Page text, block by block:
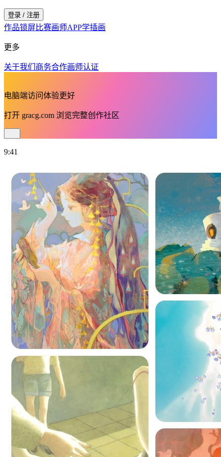
登录 / 注册
作品锁屏比赛画师APP学插画
更多
关于我们 商务合作画师认证
电脑端访问体验更好
打开 gracg.com 浏览完整创作社区
9:41